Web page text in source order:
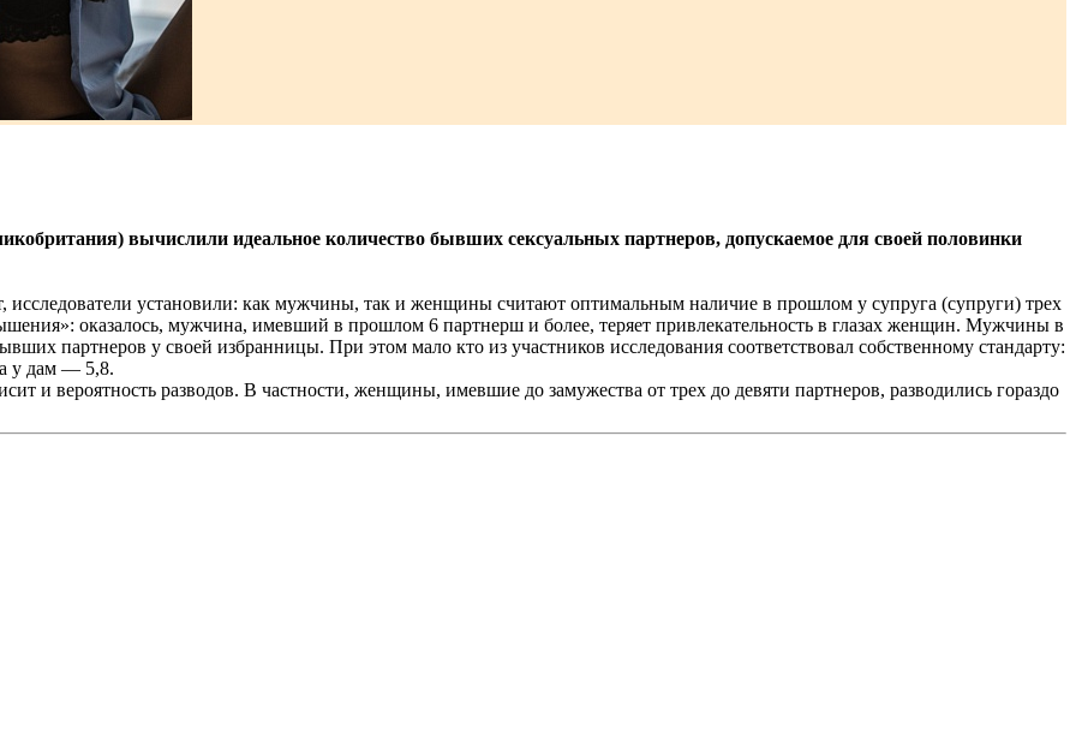
вычислили идеальное количество бывших сексуальных партнеров, допускаемое для своей половинки
установили: как мужчины, так и женщины считают оптимальным наличие в прошлом у супруга (супруги) трех
оказалось, мужчина, имевший в прошлом 6 партнерш и более, теряет привлекательность в глазах женщин. Мужчины в
парт­неров у своей избранницы. При этом мало кто из участников исследования соответствовал собственному стандарту:
а у дам — 5,8.
и вероятность разводов. В частности, женщины, имевшие до замужества от трех до девяти партнеров, разводились гораздо